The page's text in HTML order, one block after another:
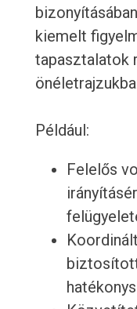
kiemelt
tapasztalatok
Például:
Felelős